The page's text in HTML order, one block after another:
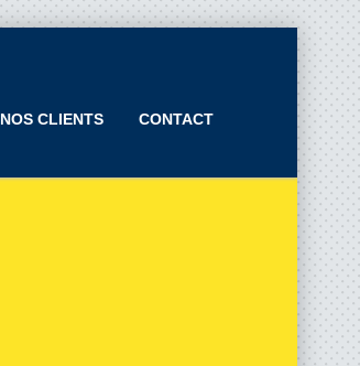
NOS CLIENTS CONTACT